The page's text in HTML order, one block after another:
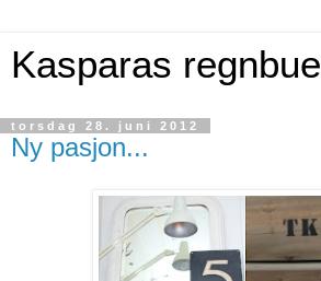
Kasparas regnbue
torsdag 28. juni 2012
Ny pasjon...